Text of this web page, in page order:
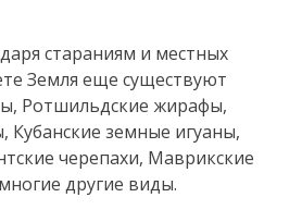
стараниям и местных
Земля еще существуют
Ротшильдские жирафы,
Кубанские земные игуаны,
черепахи, Маврикские
другие виды.